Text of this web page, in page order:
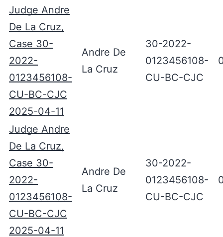
Judge Andre
De La Cruz,
Case 30-
2022-
0123456108-
CU-BC-CJC
2025-04-11
Andre De
La Cruz
30-2022-
0123456108-
CU-BC-CJC
Judge Andre
De La Cruz,
Case 30-
2022-
0123456108-
CU-BC-CJC
2025-04-11
Andre De
La Cruz
30-2022-
0123456108-
CU-BC-CJC